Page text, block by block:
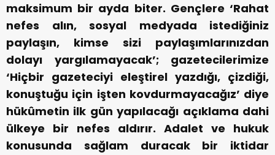
maksimum bir ayda biter. Gençlere ‘Rahat
nefes alın, sosyal medyada istediğiniz
paylaşın, kimse sizi paylaşımlarınızdan
dolayı yargılamayacak’; gazetecilerimize
‘Hiçbir gazeteciyi eleştirel yazdığı, çizdiği,
konuştuğu için işten kovdurmayacağız’ diye
hükûmetin ilk gün yapılacağı açıklama dahi
ülkeye bir nefes aldırır. Adalet ve hukuk
konusunda sağlam duracak bir iktidar